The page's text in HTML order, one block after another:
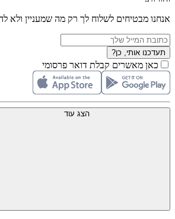
אנחנו מבטיחים לשלוח לך רק מה שמעניין ולא
תעדכנו אותי, כן?
כאן מאשרים קבלת דואר פרסומי
הצג עוד